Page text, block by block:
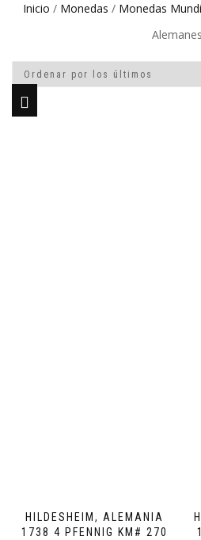
Inicio / Monedas / Monedas
Alemanes
HILDESHEIM, ALEMANIA
1738 4 PFENNIG KM# 270